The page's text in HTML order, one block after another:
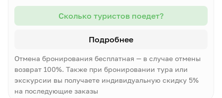
Сколько туристов поедет?
Подробнее
Отмена бронирования бесплатная — в случае отмены
возврат 100%. Также при бронировании тура или
экскурсии вы получаете индивидуальную скидку 5%
на последующие заказы